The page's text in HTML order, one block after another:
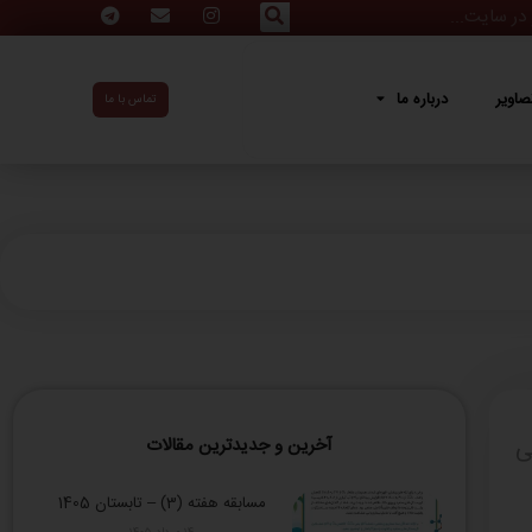
درباره ما تماس با ما
آخرین و جدیدترین مقالات
مسابقه هفته (3) – تابستان 1405